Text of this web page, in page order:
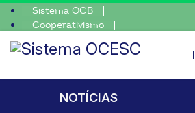
Sistema OCB
Cooperativismo
NOTÍCIAS